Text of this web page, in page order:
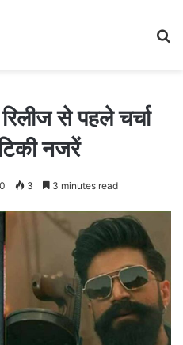
से पहले चर्चा
नजरें
0 3 3 minutes read